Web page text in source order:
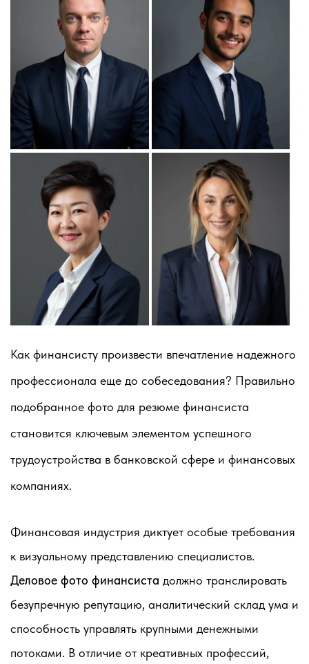
Как финансисту произвести впечатление надежного
профессионала еще до собеседования? Правильно
подобранное фото для резюме финансиста
становится ключевым элементом успешного
трудоустройства в банковской сфере и финансовых
компаниях.
Финансовая индустрия диктует особые требования
к визуальному представлению специалистов.
Деловое фото финансиста должно транслировать
безупречную репутацию, аналитический склад ума и
способность управлять крупными денежными
потоками. В отличие от креативных профессий,